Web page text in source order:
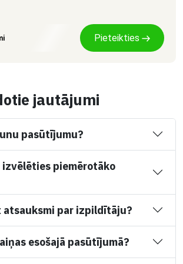
Pieteikties
jautājumi
pasūtījumu?
piemērotāko
atsauksmi par izpildītāju?
esošajā pasūtījumā?